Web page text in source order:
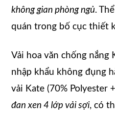
không gian phòng ngủ.
quán trong bố cục thiết
Vải hoa văn chống nắng
nhập khẩu không đụng
vải Kate (70% Polyester
đan xen 4 lớp vải sợi, có